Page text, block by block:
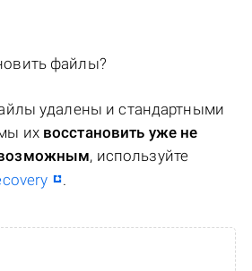
файлы?
удалены и стандартными
их восстановить уже не
возможным, используйте
.